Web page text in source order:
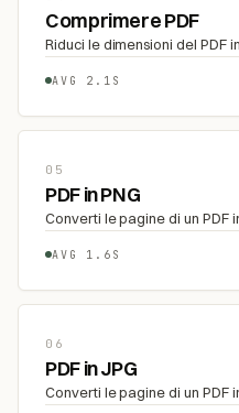
Comprimere PDF
Riduci le dimensioni del PDF
AVG 2.1S
05
PDF in PNG
Converti le pagine di un PDF
AVG 1.6S
06
PDF in JPG
Converti le pagine di un PDF